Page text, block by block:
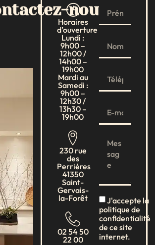
nous
Horaires
d’ouverture
Lundi :
9h00 –
12h00 /
14h00 –
19h00
Mardi au
Samedi :
9h00 –
12h30 /
13h30 –
19h00
230 rue
des
Perrières
41350
Saint-
Gervais-
la-Forêt
02 54 50
22 00
J'accepte la
politique de
confidentialité
de ce site
internet.